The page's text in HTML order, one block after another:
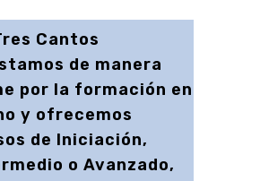
Cantos
de manera
por la formación en
y ofrecemos
de Iniciación,
o Avanzado,